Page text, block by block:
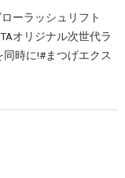
ーラッシュリフト
オリジナル次世代ラ
時に!#まつげエクス